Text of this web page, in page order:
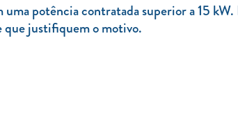
potência contratada superior a 15
que justifiquem o motivo.